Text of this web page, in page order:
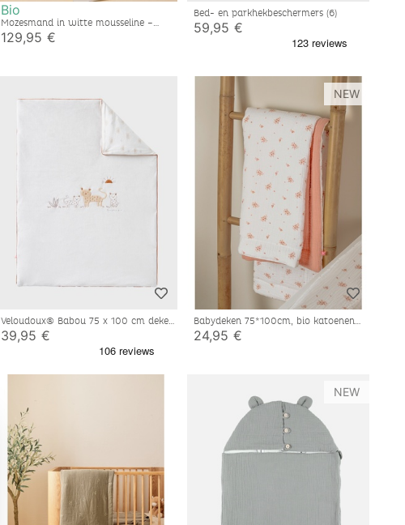
Bio
Mozesmand in witte mousseline –
Orso
129,95 €
Bed- en parkhekbeschermers (6)
59,95 €
Veloudoux® Babou 75 x 100 cm deken,
ecru
39,95 €
NEW
Babydeken 75*100cm, bio katoenen
mousseline
24,95 €
NEW